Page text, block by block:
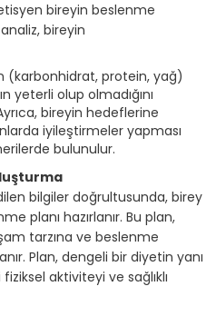
bireyin beslenme
analiz, bireyin
(karbonhidrat, protein, yağ)
yeterli olup olmadığını
bireyin hedeflerine
iyileştirmeler yapması
bulunulur.
bilgiler doğrultusunda, birey
planı hazırlanır. Bu plan,
tarzına ve beslenme
Plan, dengeli bir diyetin yanı
fiziksel aktiviteyi ve sağlıklı